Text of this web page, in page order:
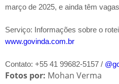
março de 2025, e ainda têm
Serviço: Informações sobre o
www.govinda.com.br
Contato: +55 41 99682-5157 /
Fotos por: Mohan Verma